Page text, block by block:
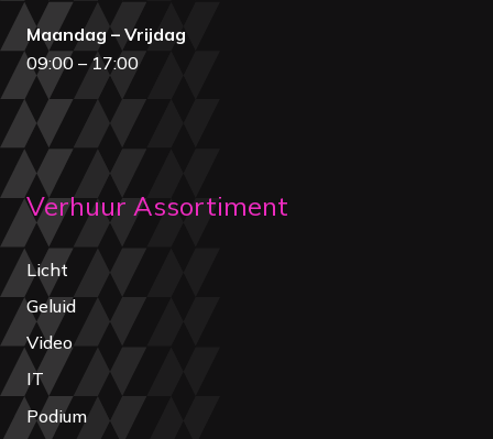
Maandag – Vrijdag
09:00 – 17:00
Verhuur Assortiment
Licht
Geluid
Video
IT
Podium